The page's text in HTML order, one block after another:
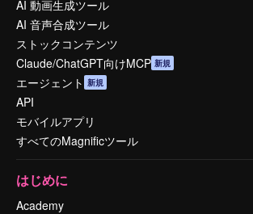
AI 動画生成ツール
AI 音声合成ツール
ストックコンテンツ
Claude/ChatGPT向けMCP 新規
エージェント 新規
API
モバイルアプリ
すべてのMagnificツール
はじめに
Academy